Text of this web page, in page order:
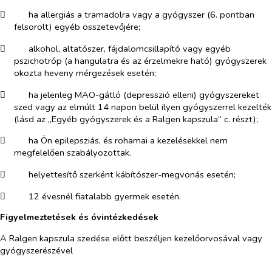
​
ha allergiás a tramadolra vagy a gyógyszer (6. pontban
felsorolt) egyéb összetevőjére;
​
alkohol, altatószer, fájdalomcsillapító vagy egyéb
pszichotróp (a hangulatra és az érzelmekre ható) gyógyszerek
okozta heveny mérgezések esetén;
​
ha jelenleg MAO-gátló (depresszió elleni) gyógyszereket
szed vagy az elmúlt 14 napon belül ilyen gyógyszerrel kezelték
(lásd az „Egyéb gyógyszerek és a Ralgen kapszula” c. részt);
​
ha Ön epilepsziás, és rohamai a kezelésekkel nem
megfelelően szabályozottak.
​
helyettesítő szerként kábítószer-megvonás esetén;
​
12 évesnél fiatalabb gyermek esetén.
Figyelmeztetések és óvintézkedések
A Ralgen kapszula szedése előtt beszéljen kezelőorvosával vagy
gyógyszerészével